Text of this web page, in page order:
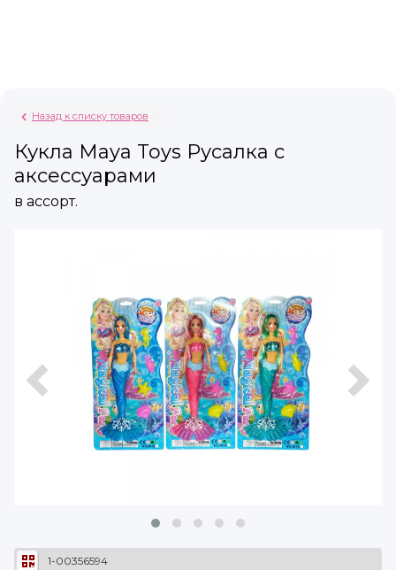
Назад к списку товаров
Кукла Maya Toys Русалка с
аксессуарами
в ассорт.
1-00356594